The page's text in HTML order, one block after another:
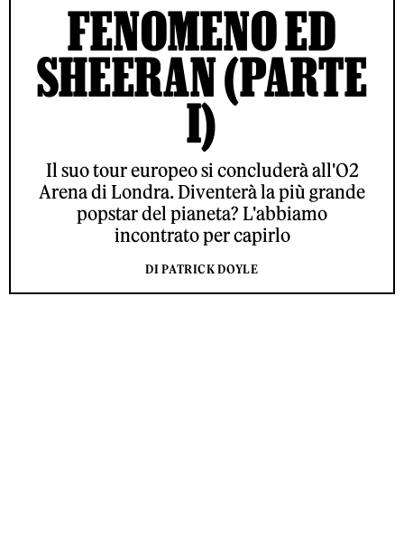
FENOMENO ED
SHEERAN (PARTE
I)
Il suo tour europeo si concluderà all'O2
Arena di Londra. Diventerà la più grande
popstar del pianeta? L'abbiamo
incontrato per capirlo
DI PATRICK DOYLE